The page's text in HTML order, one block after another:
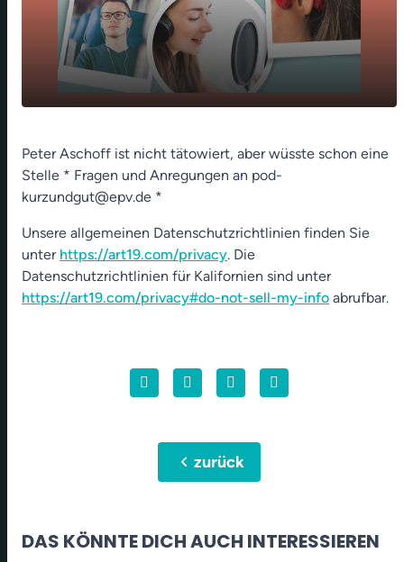
play_arrow
00:00
Peter Aschoff ist nicht tätowiert, aber wüsste schon eine
Stelle * Fragen und Anregungen an pod-
kurzundgut@epv.de *
Unsere allgemeinen Datenschutzrichtlinien finden Sie
unter https://art19.com/privacy. Die
Datenschutzrichtlinien für Kalifornien sind unter
https://art19.com/privacy#do-not-sell-my-info abrufbar.
chevron_leftzurück
DAS KÖNNTE DICH AUCH INTERESSIEREN